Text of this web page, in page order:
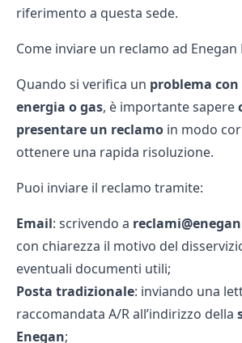
riferimento a questa sede.
Come inviare un reclamo ad Enegan
Quando si verifica un problema
energia o gas, è importante sapere
presentare un reclamo in modo
ottenere una rapida risoluzione.
Puoi inviare il reclamo tramite:
Email: scrivendo a
con chiarezza il motivo del
eventuali documenti utili;
Posta tradizionale: inviando una
raccomandata A/R all’indirizzo della
Enegan;